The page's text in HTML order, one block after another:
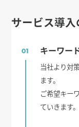
サービス導
01 キーワー
当社より対
ます。
ご希望キー
ていきます。